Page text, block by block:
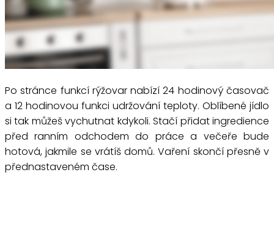
Po stránce funkcí rýžovar nabízí 24 hodinový časovač
a 12 hodinovou funkci udržování teploty. Oblíbené jídlo
si tak můžeš vychutnat kdykoli. Stačí přidat ingredience
před ranním odchodem do práce a večeře bude
hotová, jakmile se vrátíš domů. Vaření skončí přesně v
přednastaveném čase.